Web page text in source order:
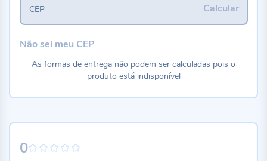
0
Calcular
CEP
Não sei meu CEP
As formas de entrega não podem ser calculadas pois o
produto está indisponível